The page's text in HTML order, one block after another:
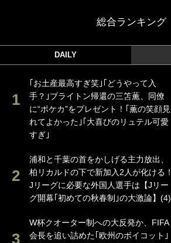
総合ランキング
DAILY
｢お土産最高すぎ笑｣｢どうやって入
手？｣ブライトン帰還の三笘薫、同僚
に“ポケカ”をプレゼント！｢薫の笑顔見
れてよかった｣｢大喜びのリュテル可愛
すぎ｣
浦和と千葉の首をかしげる主力放出、
柏リカルドの下で新加入2人が化ける！
Jリーグに必要な外国人選手は【Jリー
グ開幕｢初めての秋春制｣の大激論】(4)
W杯クオーター制への大反発か、FIFA
会長を追い詰めた｢欧州のボイコット｣